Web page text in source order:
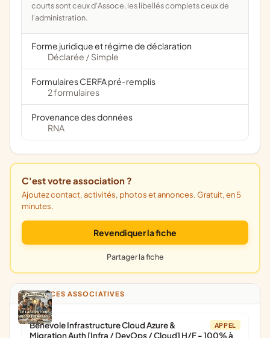
courts sont ceux d'Assoce, les libellés complets ceux de
l'administration.
Forme juridique et régime de déclaration
Déclarée / Simple
Formulaires CERFA pré-remplis
2 formulaires
Provenance des données
RNA
C'est votre association ?
Ajoutez contact, activités, photos et annonces. Gratuit, en 5
minutes.
Revendiquer la fiche
Partager la fiche
ANNONCES ASSOCIATIVES
APPEL
Bénévole Infrastructure Cloud Azure &
Migration Auth [Infra / DevOps / Cloud] H/F - 100% à